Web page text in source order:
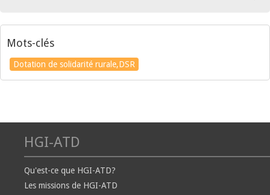
Mots-clés
Dotation de solidarité rurale,DSR
HGI-ATD
Qu'est-ce que HGI-ATD?
Les missions de HGI-ATD